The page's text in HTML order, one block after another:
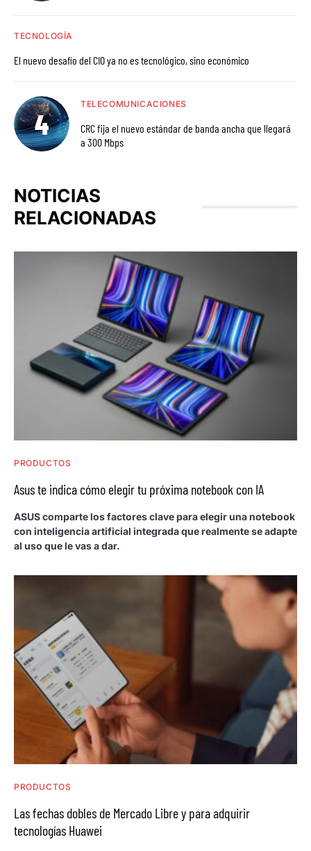
TECNOLOGÍA
El nuevo desafío del CIO ya no es tecnológico, sino económico
TELECOMUNICACIONES
CRC fija el nuevo estándar de banda ancha que llegará
a 300 Mbps
NOTICIAS
RELACIONADAS
PRODUCTOS
Asus te indica cómo elegir tu próxima notebook con IA
ASUS comparte los factores clave para elegir una notebook
con inteligencia artificial integrada que realmente se adapte
al uso que le vas a dar.
PRODUCTOS
Las fechas dobles de Mercado Libre y para adquirir
tecnologías Huawei